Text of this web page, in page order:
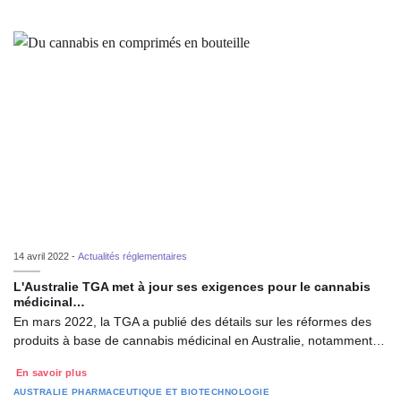
14 avril 2022 - Actualités réglementaires
L'Australie TGA met à jour ses exigences pour le cannabis
médicinal…
En mars 2022, la TGA a publié des détails sur les réformes des
produits à base de cannabis médicinal en Australie, notamment…
En savoir plus
AUSTRALIE PHARMACEUTIQUE ET BIOTECHNOLOGIE